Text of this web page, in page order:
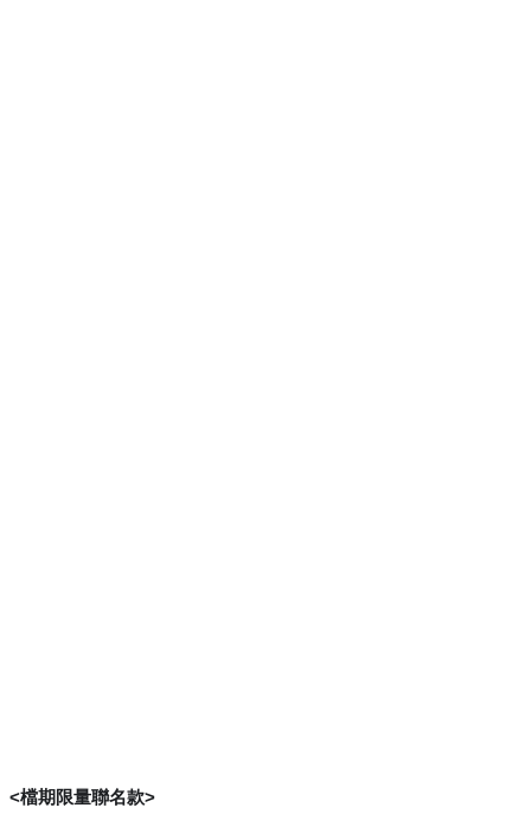
<檔期限量聯名款>